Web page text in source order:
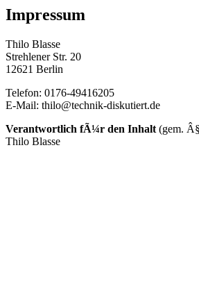
Impressum
Thilo Blasse
Strehlener Str. 20
12621 Berlin
Telefon: 0176-49416205
E-Mail: thilo@technik-diskutiert.de
Verantwortlich fÃ¼r den Inhalt (gem.
Thilo Blasse